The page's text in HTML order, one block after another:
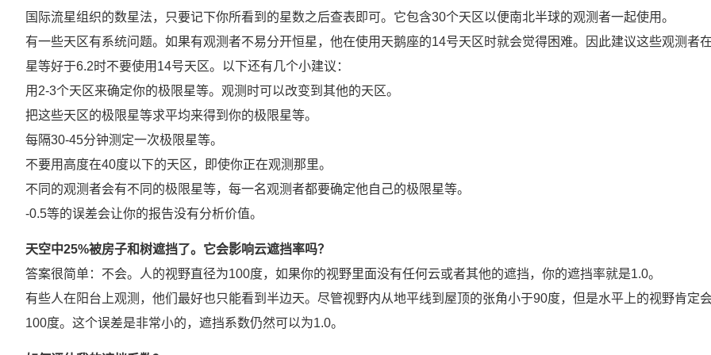
国际流星组织的数星法，只要记下你所看到的星数之后查表即可。它包含30个天区以便南北半球的观测者一起使用。
有一些天区有系统问题。如果有观测者不易分开恒星，他在使用天鹅座的14号天区时就会觉得困难。因此建议这些观测者
星等好于6.2时不要使用14号天区。以下还有几个小建议：
用2-3个天区来确定你的极限星等。观测时可以改变到其他的天区。
把这些天区的极限星等求平均来得到你的极限星等。
每隔30-45分钟测定一次极限星等。
不要用高度在40度以下的天区，即使你正在观测那里。
不同的观测者会有不同的极限星等，每一名观测者都要确定他自己的极限星等。
-0.5等的误差会让你的报告没有分析价值。
天空中25%被房子和树遮挡了。它会影响云遮挡率吗？
答案很简单：不会。人的视野直径为100度，如果你的视野里面没有任何云或者其他的遮挡，你的遮挡率就是1.0。
有些人在阳台上观测，他们最好也只能看到半边天。尽管视野内从地平线到屋顶的张角小于90度，但是水平上的视野肯定
100度。这个误差是非常小的，遮挡系数仍然可以为1.0。